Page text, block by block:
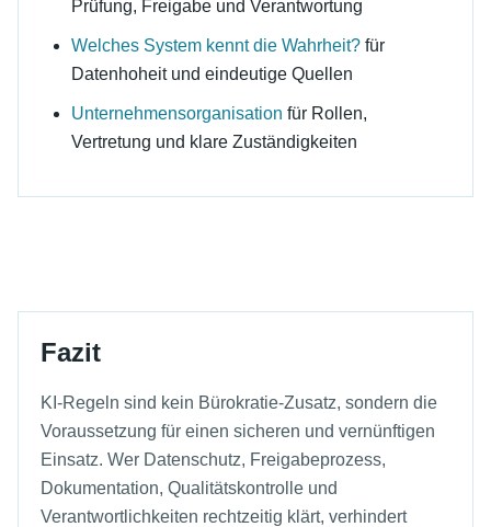
Prüfung, Freigabe und Verantwortung
Welches System kennt die Wahrheit? für
Datenhoheit und eindeutige Quellen
Unternehmensorganisation für Rollen,
Vertretung und klare Zuständigkeiten
Fazit
KI-Regeln sind kein Bürokratie-Zusatz, sondern die
Voraussetzung für einen sicheren und vernünftigen
Einsatz. Wer Datenschutz, Freigabeprozess,
Dokumentation, Qualitätskontrolle und
Verantwortlichkeiten rechtzeitig klärt, verhindert